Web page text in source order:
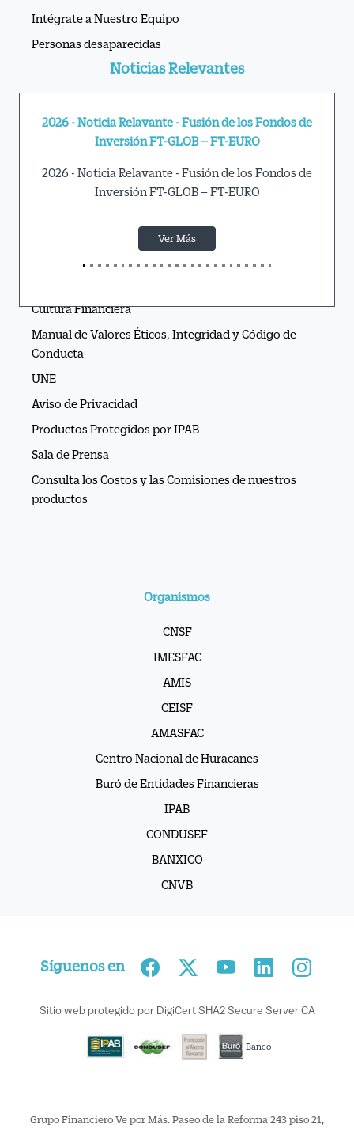
Intégrate a Nuestro Equipo
Personas desaparecidas
Noticias Relevantes
2026 - Noticia Relavante - Fusión de los Fondos de
Inversión FT-GLOB – FT-EURO
2026 - Noticia Relavante - Fusión de los Fondos de
Inversión FT-GLOB – FT-EURO
Ver Más
Cultura Financiera
Manual de Valores Éticos, Integridad y Código de
Conducta
UNE
Aviso de Privacidad
Productos Protegidos por IPAB
Sala de Prensa
Consulta los Costos y las Comisiones de nuestros
productos
Organismos
CNSF
IMESFAC
AMIS
CEISF
AMASFAC
Centro Nacional de Huracanes
Buró de Entidades Financieras
IPAB
CONDUSEF
BANXICO
CNVB
Síguenos en
Sitio web protegido por DigiCert SHA2 Secure Server CA
Banco
Grupo Financiero Ve por Más. Paseo de la Reforma 243 piso 21,